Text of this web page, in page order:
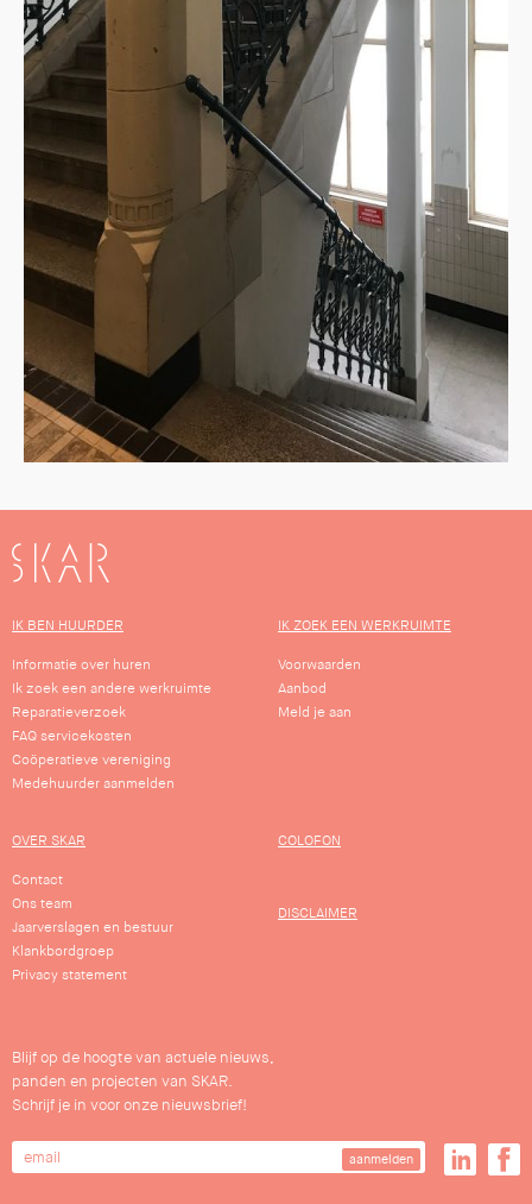
SKAR
IK BEN HUURDER
Informatie over huren
Ik zoek een andere werkruimte
Reparatieverzoek
FAQ servicekosten
Coöperatieve vereniging
Medehuurder aanmelden
IK ZOEK EEN WERKRUIMTE
Voorwaarden
Aanbod
Meld je aan
OVER SKAR
Contact
Ons team
Jaarverslagen en bestuur
Klankbordgroep
Privacy statement
COLOFON
DISCLAIMER
Blijf op de hoogte van actuele nieuws,
panden en projecten van SKAR.
Schrijf je in voor onze nieuwsbrief!